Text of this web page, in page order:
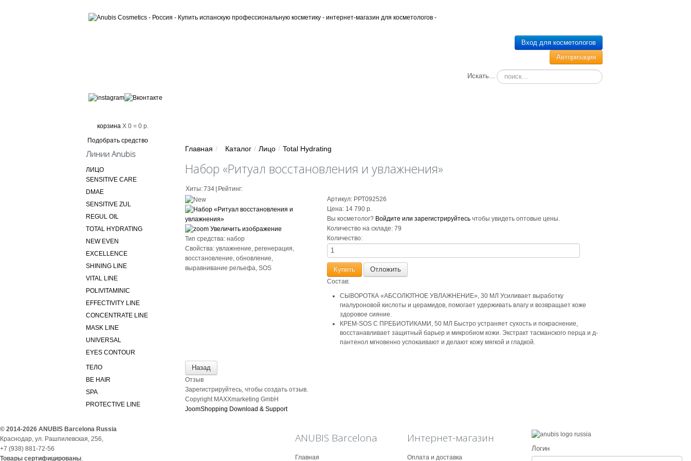
Вход для косметологов
Авторизация
Искать...
корзина X 0 = 0 р.
Подобрать средство
Линии Anubis
ЛИЦО
SENSITIVE CARE
DMAE
SENSITIVE ZUL
REGUL OIL
TOTAL HYDRATING
NEW EVEN
EXCELLENCE
SHINING LINE
VITAL LINE
POLIVITAMINIC
EFFECTIVITY LINE
CONCENTRATE LINE
MASK LINE
UNIVERSAL
EYES CONTOUR
ТЕЛО
BE HAIR
SPA
PROTECTIVE LINE
Главная / Каталог / Лицо / Total Hydrating
Набор «Ритуал восстановления и увлажнения»
Хиты:734 Рейтинг:
Увеличить изображение
Тип средства: набор
Свойства: увлажнение, регенерация,
восстановление, обновление,
выравнивание рельефа, SOS
Артикул: РРТ092526
Цена: 14 790 р.
Вы косметолог? Войдите или зарегистрируйтесьчтобы увидеть оптовые цены.
Количество на складе: 79
Количество:
Состав:
СЫВОРОТКА «АБСОЛЮТНОЕ УВЛАЖНЕНИЕ», 30 МЛ Усиливает выработку
гиалуроновой кислоты и церамидов, помогает удерживать влагу и возвращает коже
здоровое сияние.
КРЕМ-SOS С ПРЕБИОТИКАМИ, 50 МЛ Быстро устраняет сухость и покраснение,
восстанавливает защитный барьер и микробиом кожи. Экстракт тасманского перца и д-
пантенол мгновенно успокаивают и делают кожу мягкой и гладкой.
Отзыв
Зарегистрируйтесь, чтобы создать отзыв.
Copyright MAXXmarketing GmbH
JoomShopping Download & Support
© 2014-2026 ANUBIS Barcelona Russia
Краснодар, ул. Рашпилевская, 256,
+7 (938) 881-72-56
Товары сертифицированы.
ANUBIS Barcelona
Главная
Интернет-магазин
Оплата и доставка
Логин